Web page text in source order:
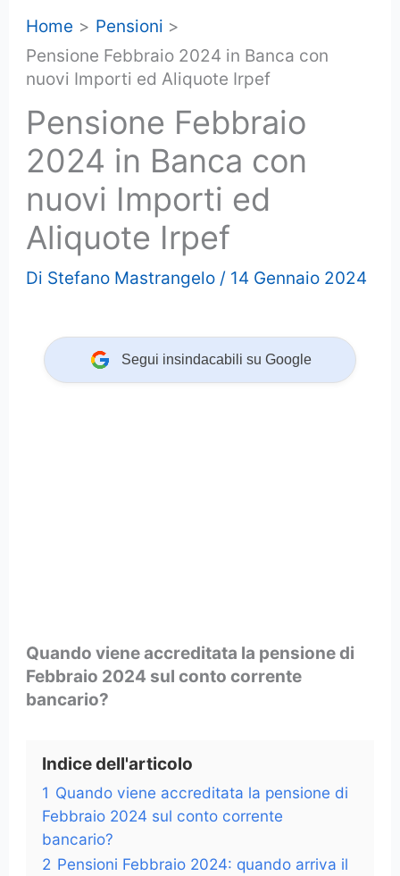
Home
Pensioni
Pensione Febbraio 2024 in Banca con
nuovi Importi ed Aliquote Irpef
Pensione Febbraio
2024 in Banca con
nuovi Importi ed
Aliquote Irpef
Di Stefano Mastrangelo / 14 Gennaio 2024
Segui insindacabili su Google
Quando viene accreditata la pensione di
Febbraio 2024 sul conto corrente
bancario?
Indice dell'articolo
1 Quando viene accreditata la pensione di
Febbraio 2024 sul conto corrente
bancario?
2 Pensioni Febbraio 2024: quando arriva il